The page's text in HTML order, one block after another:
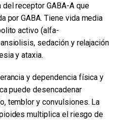
receptor GABA-A que
por GABA. Tiene vida media
activo (alfa-
sedación y relajación
y ataxia.
y dependencia física y
puede desencadenar
temblor y convulsiones. La
multiplica el riesgo de